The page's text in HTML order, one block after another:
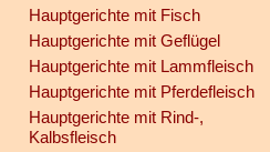
Hauptgerichte mit Fisch
Hauptgerichte mit Geflügel
Hauptgerichte mit Lammfleisch
Hauptgerichte mit Pferdefleisch
Hauptgerichte mit Rind-,
Kalbsfleisch